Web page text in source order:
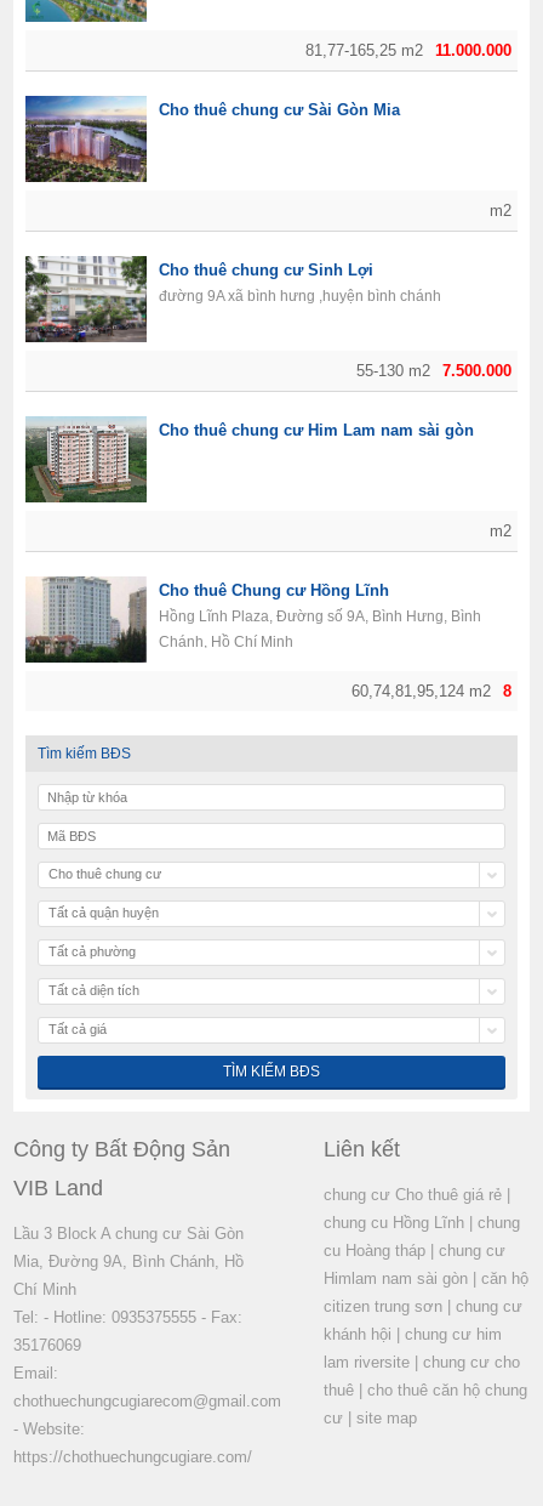
11.000.000
81,77-165,25 m2
m2
Cho thuê chung cư Sài Gòn Mia
7.500.000
55-130 m2
Cho thuê chung cư Sinh Lợi
đường 9A xã bình hưng ,huyện bình chánh
m2
Cho thuê chung cư Him Lam nam sài gòn
8
60,74,81,95,124 m2
Cho thuê Chung cư Hồng Lĩnh
Hồng Lĩnh Plaza, Đường số 9A, Bình Hưng, Bình
Chánh, Hồ Chí Minh
Tìm kiếm BĐS
Cho thuê chung cư
Tất cả quận huyện
Tất cả phường
Tất cả diện tích
Tất cả giá
Công ty Bất Động Sản
VIB Land
Lầu 3 Block A chung cư Sài Gòn
Mia, Đường 9A, Bình Chánh, Hồ
Chí Minh
Tel: - Hotline: 0935375555 - Fax:
35176069
Email:
chothuechungcugiarecom@gmail.com
- Website:
https://chothuechungcugiare.com/
Liên kết
chung cư Cho thuê giá rẻ|
chung cu Hồng Lĩnh| chung
cu Hoàng tháp| chung cư
Himlam nam sài gòn| căn hộ
citizen trung sơn| chung cư
khánh hội
chung cư him
lam riversite| chung cư cho
thuê| cho thuê căn hộ chung
cư| site map